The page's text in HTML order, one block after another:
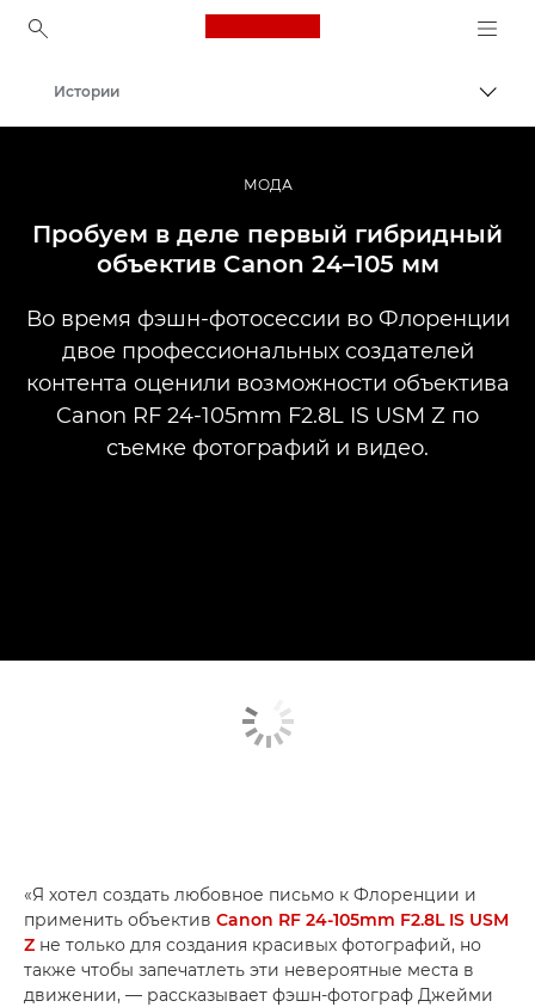
Canon Logo, back to
Профессиональная фото- и видеосъемка
Истории
МОДА
Пробуем в деле первый гибридный
объектив Canon 24–105 мм
Во время фэшн-фотосессии во Флоренции
двое профессиональных создателей
контента оценили возможности объектива
Canon RF 24-105mm F2.8L IS USM Z по
съемке фотографий и видео.
«Я хотел создать любовное письмо к Флоренции и
применить объектив Canon RF 24-105mm F2.8L IS USM
Z не только для создания красивых фотографий, но
также чтобы запечатлеть эти невероятные места в
движении, — рассказывает фэшн-фотограф Джейми